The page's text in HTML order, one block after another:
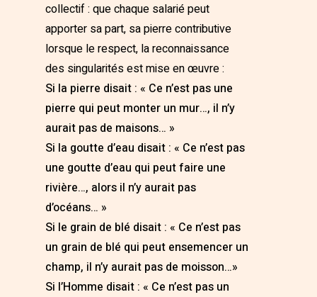
collectif : que chaque salarié peut
apporter sa part, sa pierre contributive
lorsque le respect, la reconnaissance
des singularités est mise en œuvre :
Si la pierre disait : « Ce n’est pas une
pierre qui peut monter un mur…, il n’y
aurait pas de maisons… »
Si la goutte d’eau disait : « Ce n’est pas
une goutte d’eau qui peut faire une
rivière…, alors il n’y aurait pas
d’océans… »
Si le grain de blé disait : « Ce n’est pas
un grain de blé qui peut ensemencer un
champ, il n’y aurait pas de moisson…»
Si l’Homme disait : « Ce n’est pas un